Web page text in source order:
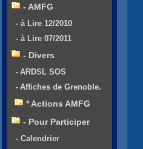
- AMFG
- à Lire 12/2010
- à Lire 07/2011
- Divers
- ARDSL SOS
- Affiches de Grenoble.
* Actions AMFG
- Pour Participer
- Calendrier